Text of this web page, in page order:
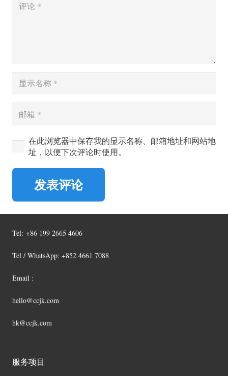
在此浏览器中保存我的显示名称、邮箱地址和网站地
址，以便下次评论时使用。
发表评论
Tel: +86 199 2665 4606
Tel / WhatsApp: +852 4661 7088
Email :
hello@ccjk.com
hk@ccjk.com
服务项目